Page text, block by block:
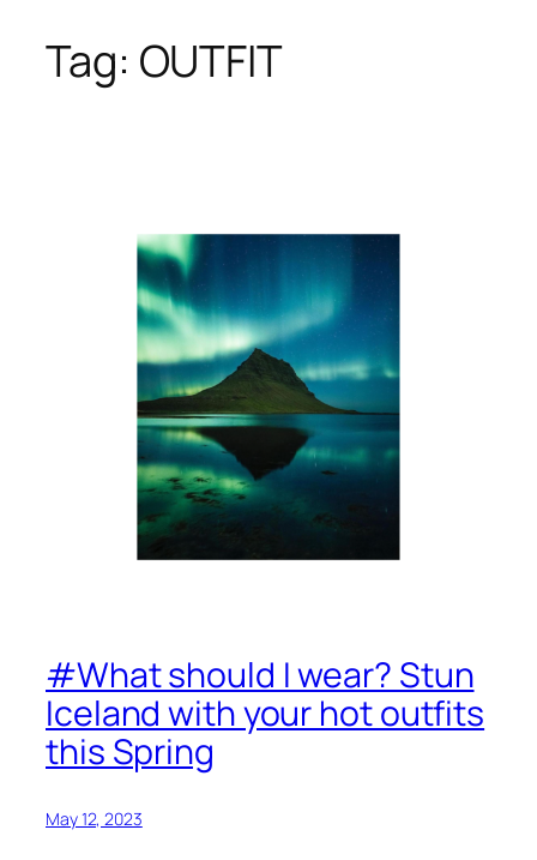
SkipTag: OUTFIT
#What should I wear? Stun
Iceland with your hot outfits
this Spring
May 12, 2023